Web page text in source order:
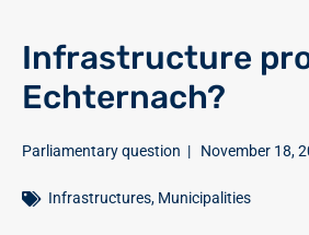
Infrastructure
Echternach?
Parliamentary question | November 18,
Infrastructures, Municipalities